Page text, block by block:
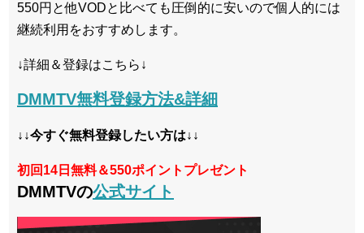
550円と他VODと比べても圧倒的に安いので個人的には
継続利用をおすすめします。
↓詳細＆登録はこちら↓
DMMTV無料登録方法&詳細
↓↓今すぐ無料登録したい方は↓↓
初回14日無料＆550ポイントプレゼント
DMMTVの公式サイト